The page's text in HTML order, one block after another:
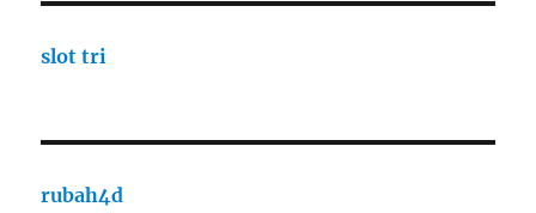
slot tri
rubah4d